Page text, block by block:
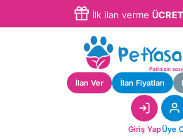
İlk ilan verme
İlan Ver İlan Fiyatları
Giriş YapÜye